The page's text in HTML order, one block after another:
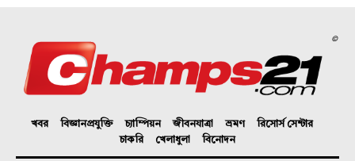
©
খবর বিজ্ঞানপ্রযুক্তি চ্যাম্পিয়ন জীবনযাত্রা ভ্রমণ
রিসোর্স সেন্টার
চাকরি
খেলাধুলা বিনোদন